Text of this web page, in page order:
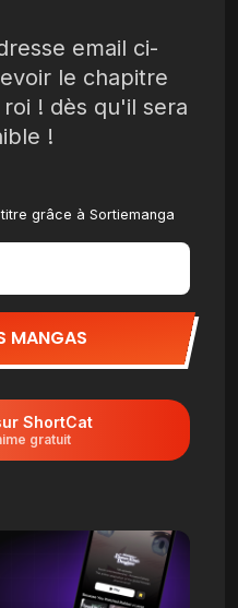
email ci-
le chapitre
! dès qu'il sera
!
grâce à Sortiemanga
MANGAS
ShortCat
gratuit